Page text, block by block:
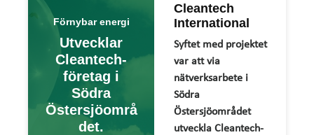
Förnybar energi
Utvecklar
Cleantech-
företag i
Södra
Östersjöområ
det.
Cleantech
International
Syftet med projektet
var att via
nätverksarbete i
Södra
Östersjöområdet
utveckla Cleantech-